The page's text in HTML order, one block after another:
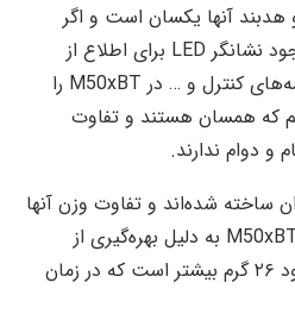
هدبند آنها یکسان است و اگر
برخی از نکات جزئی مانند وجود نشانگر LED برای اطلاع از
وضعیت اتصال و باتری، دکمه‌های کنترل و … در M50xBT را
که همسان هستند و تفاوت
و دوام ندارند.
ساخته شده‌اند و تفاوت وزن آنها
نیز چندان زیاد نیست. وزن M50xBT به دلیل بهره‌گیری از
باتری، امپ داخلی و …، حدود ۲۶ گرم بیشتر است که در زمان